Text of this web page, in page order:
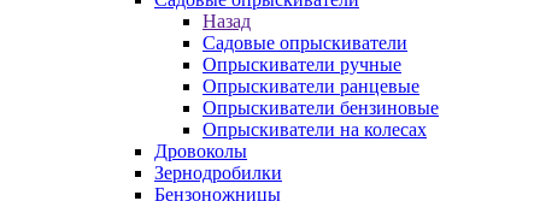
Назад
Садовые опрыскиватели
Опрыскиватели ручные
Опрыскиватели ранцевые
Опрыскиватели бензиновые
Опрыскиватели на колесах
Дровоколы
Зернодробилки
Бензоножницы